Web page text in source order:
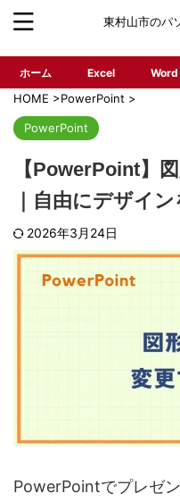
東村山市のパ
ホーム Excel Word
HOME >PowerPoint >
PowerPoint
【PowerPoint】
｜自由にデザイン
2026年3月24日
PowerPointでプレゼ